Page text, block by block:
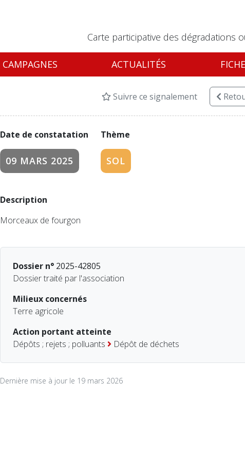
Carte participative des dégradations
CAMPAGNES ACTUALITÉS
Suivre ce signalement
Date de constatation
09 MARS 2025
Thème
SOL
Description
Morceaux de fourgon
Dossier n°2025-42805
Dossier traité par l'association
Milieux concernés
Terre agricole
Action portant atteinte
Dépôts ; rejets ; polluants
Dépôt de déchets
Dernière mise à jour le 19 mars 2026